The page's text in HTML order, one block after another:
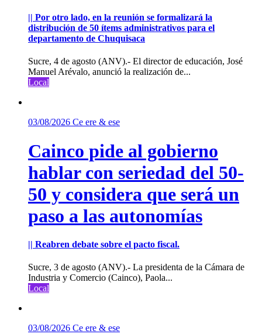
|| Por otro lado, en la reunión se formalizará la
distribución de 50 ítems administrativos para el
departamento de Chuquisaca
Sucre, 4 de agosto (ANV).- El director de educación, José
Manuel Arévalo, anunció la realización de...
Local
03/08/2026 Ce ere & ese
Cainco pide al gobierno
hablar con seriedad del 50-
50 y considera que será un
paso a las autonomías
|| Reabren debate sobre el pacto fiscal.
Sucre, 3 de agosto (ANV).- La presidenta de la Cámara de
Industria y Comercio (Cainco), Paola...
Local
03/08/2026 Ce ere & ese